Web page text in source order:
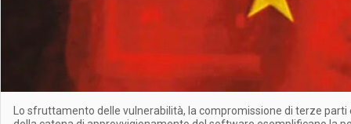
Lo sfruttamento delle vulnerabilità, la compromissione di terze